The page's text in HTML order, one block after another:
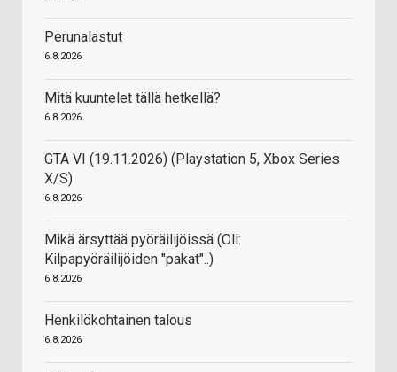
Perunalastut
6.8.2026
Mitä kuuntelet tällä hetkellä?
6.8.2026
GTA VI (19.11.2026) (Playstation 5, Xbox Series
X/S)
6.8.2026
Mikä ärsyttää pyöräilijöissä (Oli:
Kilpapyöräilijöiden "pakat"..)
6.8.2026
Henkilökohtainen talous
6.8.2026